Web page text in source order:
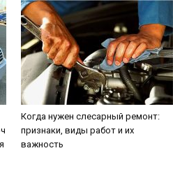
Когда нужен слесарный ремонт:
признаки, виды работ и их
важность